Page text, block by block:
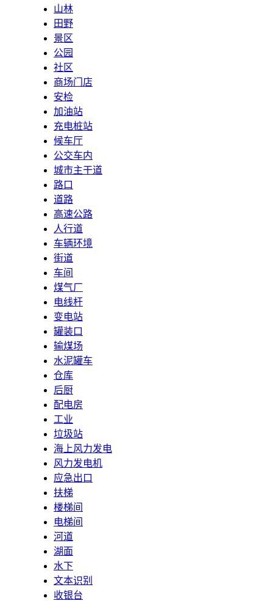
山林
田野
景区
公园
社区
商场门店
安检
加油站
充电桩站
候车厅
公交车内
城市主干道
路口
道路
高速公路
人行道
车辆环境
街道
车间
煤气厂
电线杆
变电站
罐装口
输煤场
水泥罐车
仓库
后厨
配电房
工业
垃圾站
海上风力发电
风力发电机
应急出口
扶梯
楼梯间
电梯间
河道
湖面
水下
文本识别
收银台